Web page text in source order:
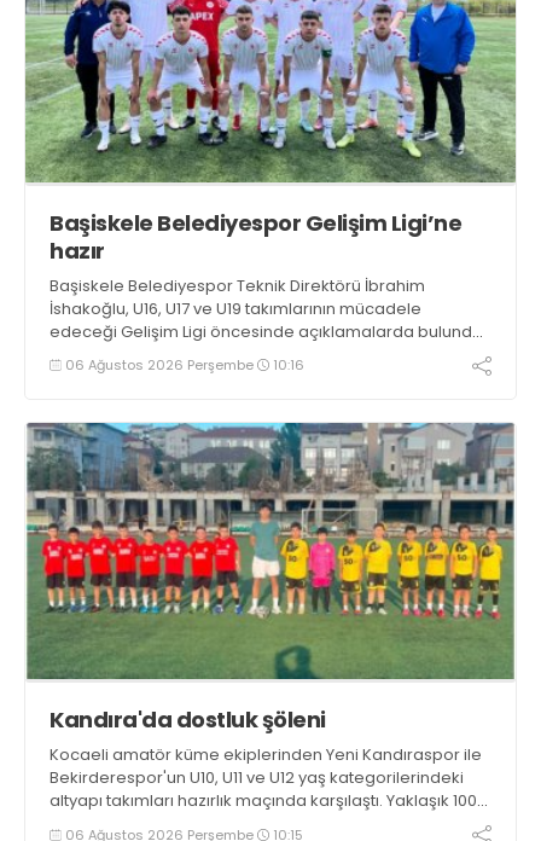
Başiskele Belediyespor Gelişim Ligi’ne
hazır
Başiskele Belediyespor Teknik Direktörü İbrahim
İshakoğlu, U16, U17 ve U19 takımlarının mücadele
edeceği Gelişim Ligi öncesinde açıklamalarda bulundu.
Genç oyuncuların gelişimine dikkat çeken İshakoğlu,
hedeflerinin sadece sonuç almak değil, Türk futboluna
06 Ağustos 2026 Perşembe 10:16
Kandıra'da dostluk şöleni
Kocaeli amatör küme ekiplerinden Yeni Kandıraspor ile
Bekirderespor'un U10, U11 ve U12 yaş kategorilerindeki
altyapı takımları hazırlık maçında karşılaştı. Yaklaşık 100
genç futbolcunun ter döktüğü maçların ardından
06 Ağustos 2026 Perşembe 10:15